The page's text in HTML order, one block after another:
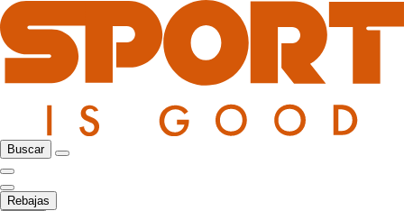
Buscar
Rebajas